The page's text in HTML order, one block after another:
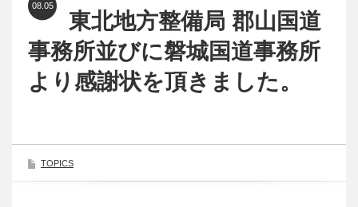
08.05
東北地方整備局 郡山国道
事務所並びに磐城国道事務所
より感謝状を頂きました。
TOPICS